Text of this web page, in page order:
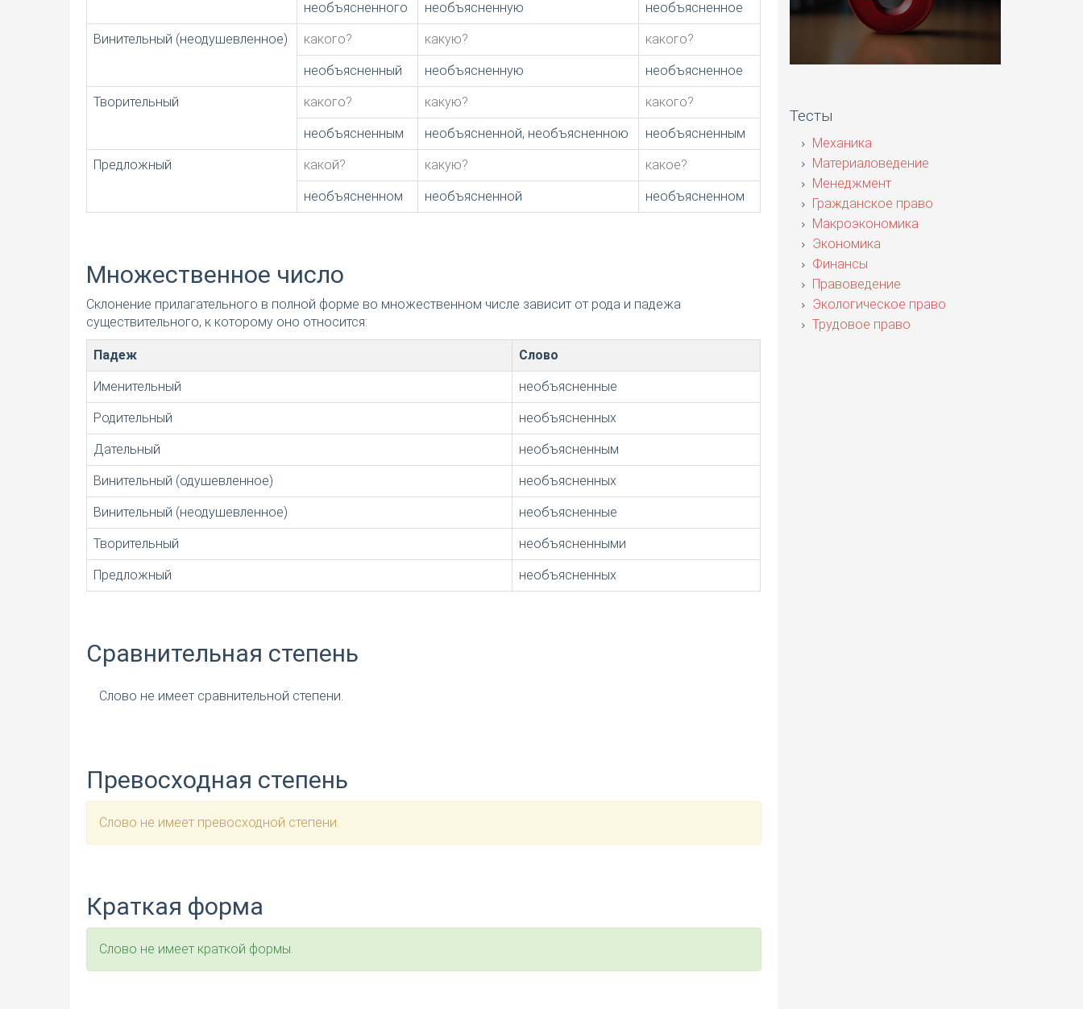
необъясненного необъясненную необъясненное
Винительный (неодушевленное) какого? какую? какого?
необъясненный необъясненную необъясненное
Творительный какого? какую? какого?
необъясненным необъясненной, необъясненною необъясненным
Предложный какой? какую? какое?
необъясненном необъясненной необъясненном
Множественное число
Склонение прилагательного в полной форме во множественном числе зависит от рода и падежа
существительного, к которому оно относится:
Падеж Слово
Именительный необъясненные
Родительный необъясненных
Дательный необъясненным
Винительный (одушевленное) необъясненных
Винительный (неодушевленное) необъясненные
Творительный необъясненными
Предложный необъясненных
Сравнительная степень
Слово не имеет сравнительной степени.
Превосходная степень
Слово не имеет превосходной степени.
Краткая форма
Слово не имеет краткой формы.
Тесты
Механика
Материаловедение
Менеджмент
Гражданское право
Макроэкономика
Экономика
Финансы
Правоведение
Экологическое право
Трудовое право